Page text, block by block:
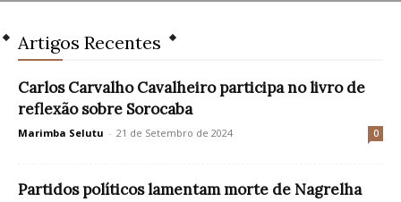
Artigos Recentes
Carlos Carvalho Cavalheiro participa no livro de
reflexão sobre Sorocaba
Marimba Selutu - 21 de Setembro de 2024 0
Partidos políticos lamentam morte de Nagrelha